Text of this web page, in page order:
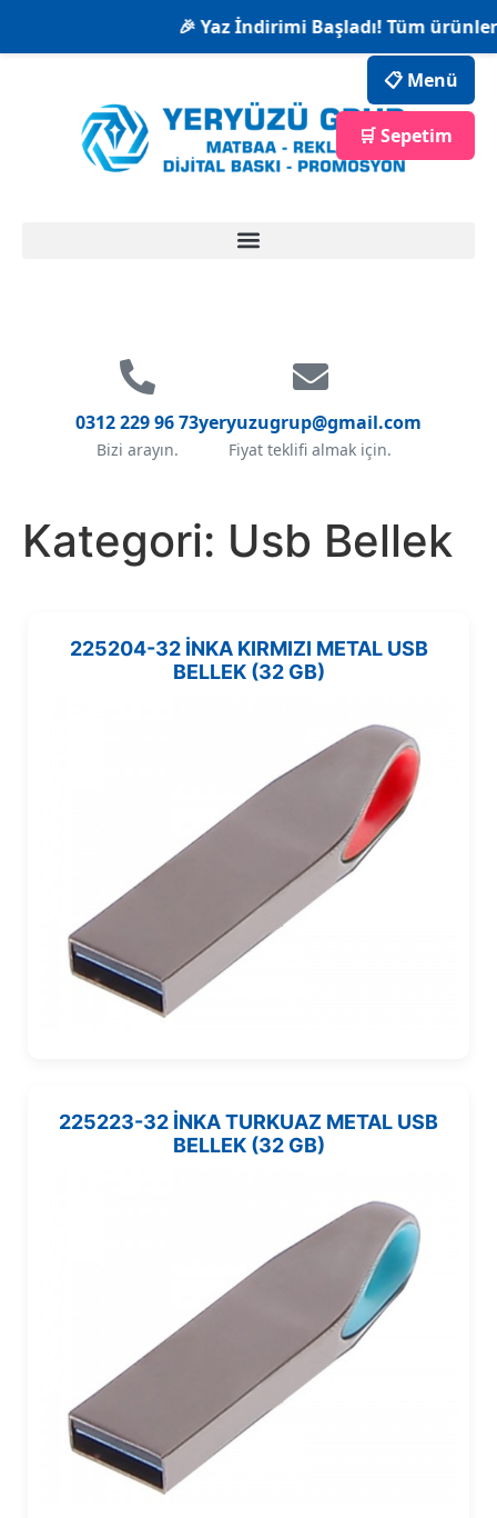
🎉 Yaz İndirimi Başladı! Tüm
0312 229 96 73
Bizi arayın.
yeryuzugrup@gmail.com
Fiyat teklifi almak için.
📋 Menü
🛒 Sepetim
Kategori: Usb Bellek
225204-32 İNKA KIRMIZI METAL USB
BELLEK (32 GB)
225223-32 İNKA TURKUAZ METAL USB
BELLEK (32 GB)